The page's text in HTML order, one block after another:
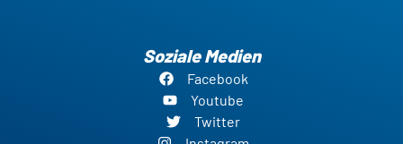
Soziale Medien
Facebook
Youtube
Twitter